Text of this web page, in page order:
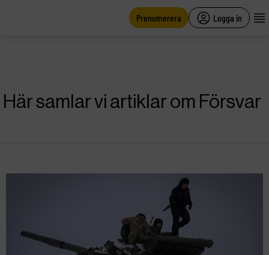
Prenumerera Logga in
Här samlar vi artiklar om Försvar